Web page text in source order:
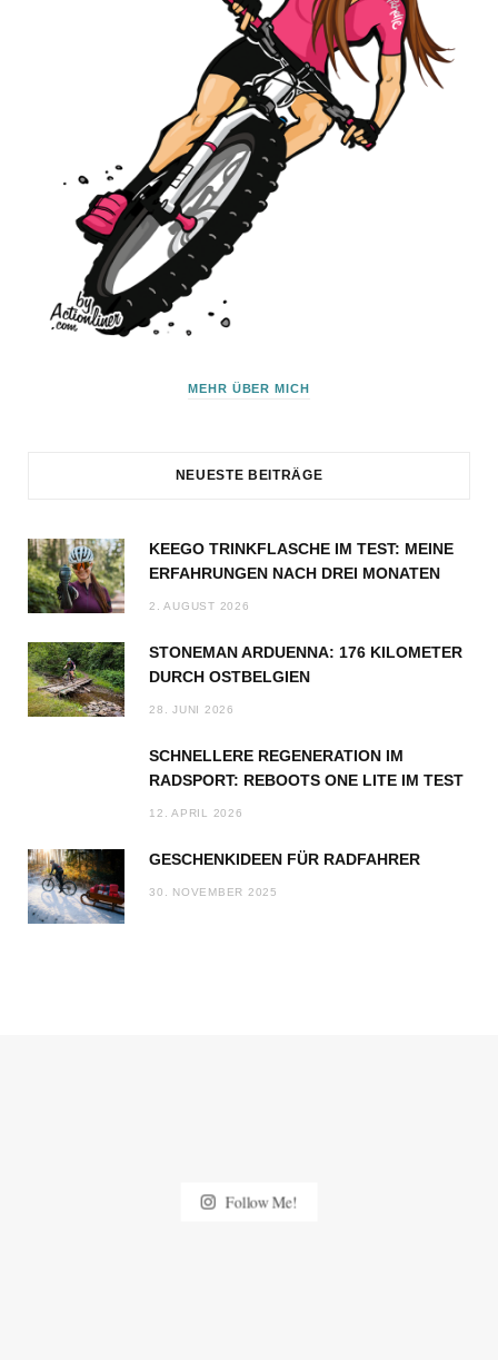
MEHR ÜBER MICH
NEUESTE BEITRÄGE
KEEGO TRINKFLASCHE IM TEST: MEINE
ERFAHRUNGEN NACH DREI MONATEN
2. AUGUST 2026
STONEMAN ARDUENNA: 176 KILOMETER
DURCH OSTBELGIEN
28. JUNI 2026
SCHNELLERE REGENERATION IM
RADSPORT: REBOOTS ONE LITE IM TEST
12. APRIL 2026
GESCHENKIDEEN FÜR RADFAHRER
30. NOVEMBER 2025
Follow Me!